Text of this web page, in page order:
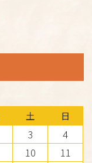
土 日
3
4
10
11